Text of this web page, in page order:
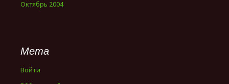
Октябрь 2004
Мета
Войти